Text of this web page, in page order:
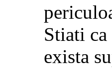
Stiati
exista